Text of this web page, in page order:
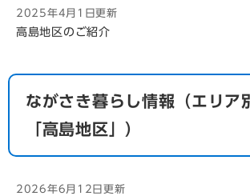
2025年4月1日更新
高島地区のご紹介
ながさき暮らし情報（エリア
「高島地区」）
2026年6月12日更新